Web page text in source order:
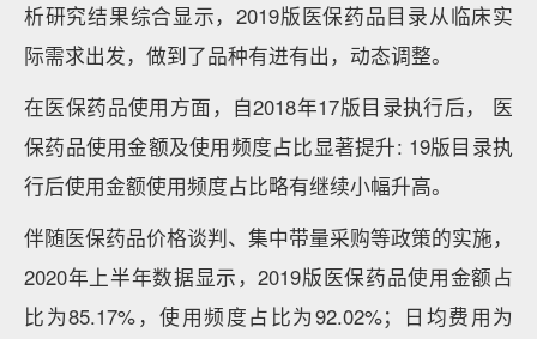
析研究结果综合显示，2019版医保药品目录从临床实
际需求出发，做到了品种有进有出，动态调整。
在医保药品使用方面，自2018年17版目录执行后， 医
保药品使用金额及使用频度占比显著提升: 19版目录执
行后使用金额使用频度占比略有继续小幅升高。
伴随医保药品价格谈判、集中带量采购等政策的实施，
2020年上半年数据显示，2019版医保药品使用金额占
比为85.17%，使用频度占比为92.02%；日均费用为